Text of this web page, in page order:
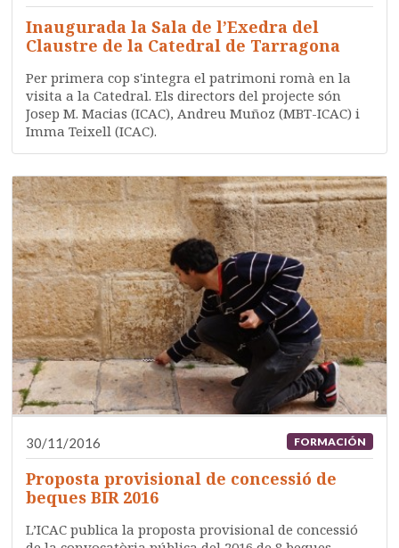
Inaugurada la Sala de l’Exedra del
Claustre de la Catedral de Tarragona
Per primera cop s'integra el patrimoni romà en la
visita a la Catedral. Els directors del projecte són
Josep M. Macias (ICAC), Andreu Muñoz (MBT-ICAC) i
Imma Teixell (ICAC).
30/11/2016 FORMACIÓN
Proposta provisional de concessió de
beques BIR 2016
L’ICAC publica la proposta provisional de concessió